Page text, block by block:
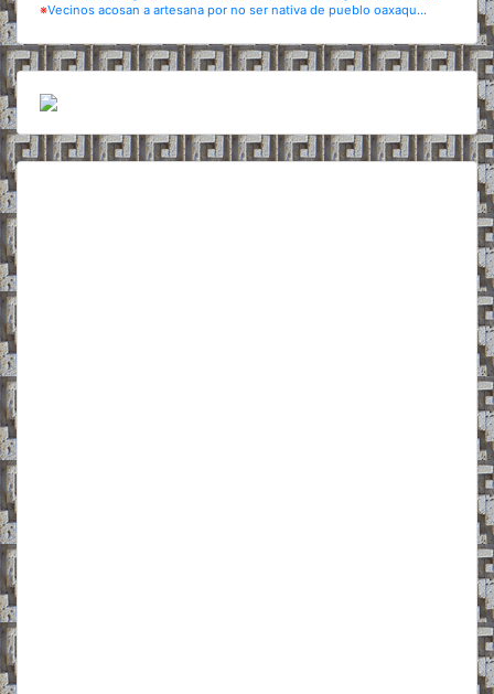
※Vecinos acosan a artesana por no ser nativa de pueblo oaxaqu...